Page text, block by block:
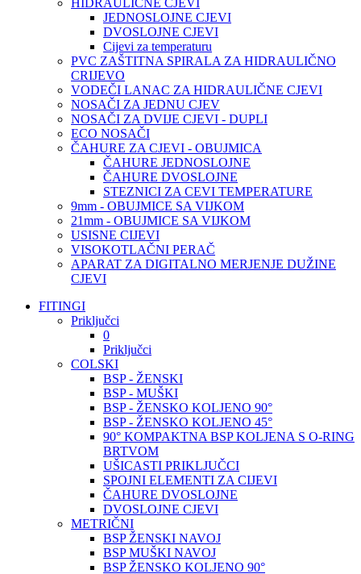
HIDRAULIČNE CJEVI
JEDNOSLOJNE CJEVI
DVOSLOJNE CJEVI
Cijevi za temperaturu
PVC ZAŠTITNA SPIRALA ZA HIDRAULIČNO
CRIJEVO
VODEČI LANAC ZA HIDRAULIČNE CJEVI
NOSAČI ZA JEDNU CJEV
NOSAČI ZA DVIJE CJEVI - DUPLI
ECO NOSAČI
ČAHURE ZA CJEVI - OBUJMICA
ČAHURE JEDNOSLOJNE
ČAHURE DVOSLOJNE
STEZNICI ZA CEVI TEMPERATURE
9mm - OBUJMICE SA VIJKOM
21mm - OBUJMICE SA VIJKOM
USISNE CIJEVI
VISOKOTLAČNI PERAČ
APARAT ZA DIGITALNO MERJENJE DUŽINE
CJEVI
FITINGI
Priključci
0
Priključci
COLSKI
BSP - ŽENSKI
BSP - MUŠKI
BSP - ŽENSKO KOLJENO 90°
BSP - ŽENSKO KOLJENO 45°
90° KOMPAKTNA BSP KOLJENA S O-RING
BRTVOM
UŠICASTI PRIKLJUČCI
SPOJNI ELEMENTI ZA CIJEVI
ČAHURE DVOSLOJNE
DVOSLOJNE CJEVI
METRIČNI
BSP ŽENSKI NAVOJ
BSP MUŠKI NAVOJ
BSP ŽENSKO KOLJENO 90°